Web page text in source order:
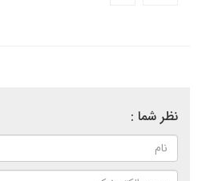
نظر شما :